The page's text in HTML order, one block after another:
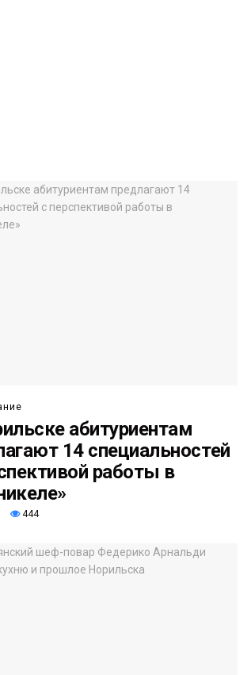
абитуриентам
14 специальностей
работы в
444